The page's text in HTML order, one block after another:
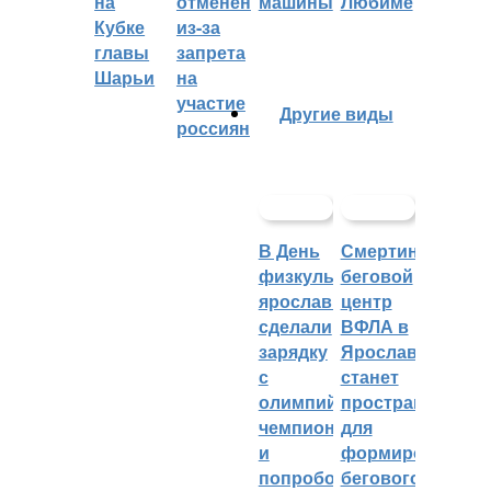
Кубке
главы
Шарьи
из-за
запрета
на
участие
россиян
Другие виды
В День
физкультурника
ярославцы
сделали
зарядку
с
олимпийским
чемпионом
и
попробовали
Смертин:
беговой
центр
ВФЛА в
Ярославле
станет
пространством
для
формирования
бегового